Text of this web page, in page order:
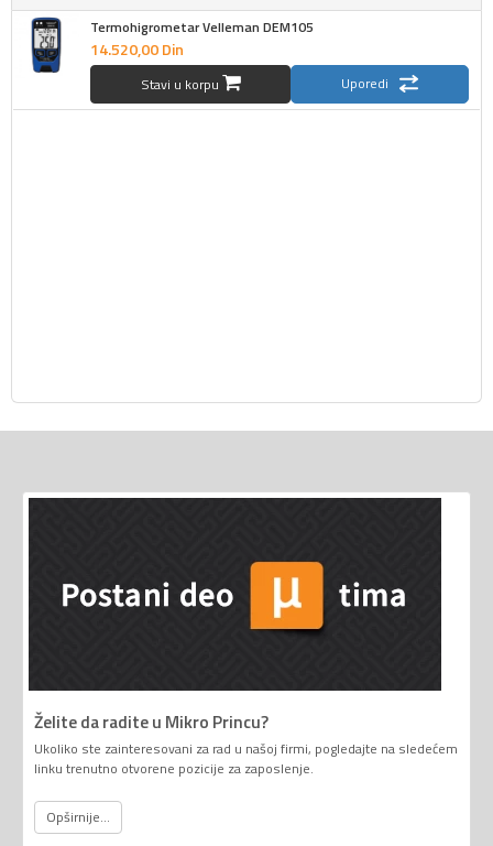
Termohigrometar Velleman DEM105
14.520,00Din
Stavi u korpu Uporedi
Želite da radite u Mikro Princu?
Ukoliko ste zainteresovani za rad u našoj firmi, pogledajte na sledećem
linku trenutno otvorene pozicije za zaposlenje.
Opširnije...